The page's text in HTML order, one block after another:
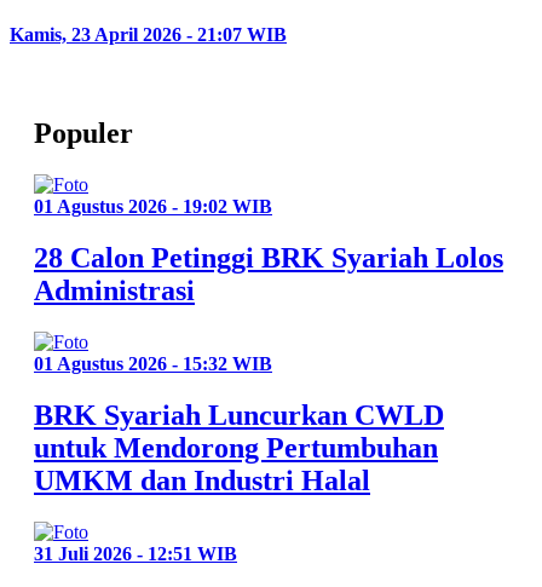
Kamis, 23 April 2026 - 21:07 WIB
Populer
01 Agustus 2026 - 19:02 WIB
28 Calon Petinggi BRK Syariah Lolos
Administrasi
01 Agustus 2026 - 15:32 WIB
BRK Syariah Luncurkan CWLD
untuk Mendorong Pertumbuhan
UMKM dan Industri Halal
31 Juli 2026 - 12:51 WIB